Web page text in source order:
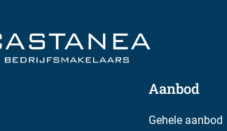
Aanbod
Gehele aanbod